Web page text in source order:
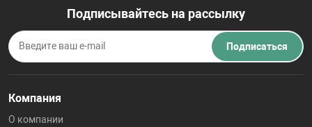
Подписывайтесь на рассылку
Подписаться
Компания
О компании